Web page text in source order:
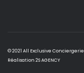
© 2021 All Exclusive Conciergerie
Réalisation 2S AGENCY